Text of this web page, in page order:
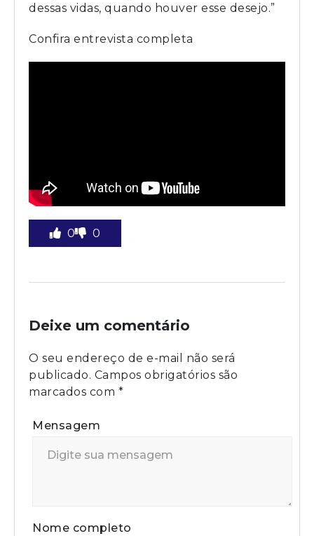
dessas vidas, quando houver esse desejo.”
Confira entrevista completa
0 0
Deixe um comentário
O seu endereço de e-mail não será
publicado. Campos obrigatórios são
marcados com *
Mensagem
Nome completo